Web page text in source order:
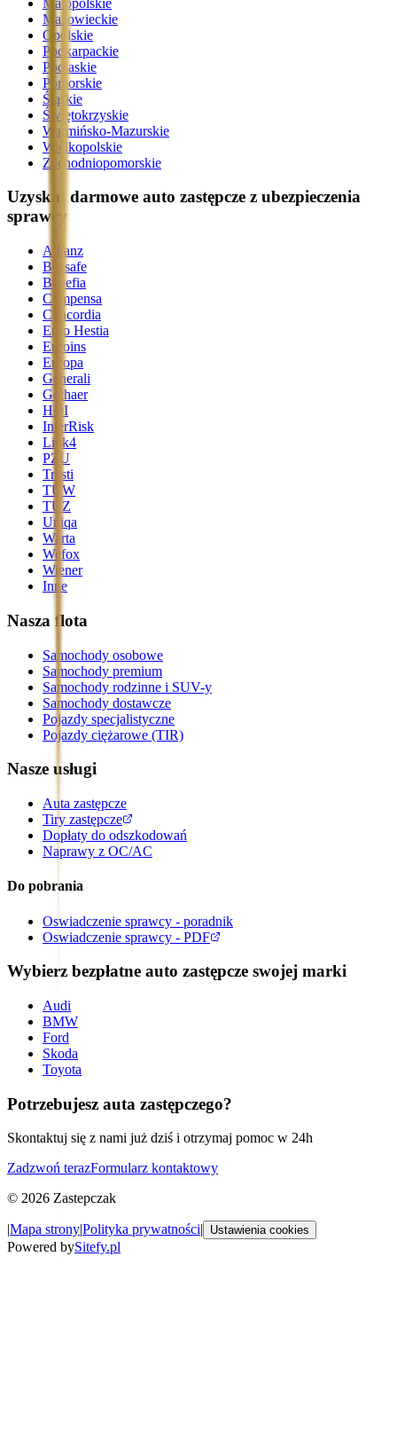
Mazowieckie
Opolskie
Podkarpackie
Podlaskie
Pomorskie
Śląskie
Świętokrzyskie
Warmińsko-Mazurskie
Wielkopolskie
Zachodniopomorskie
Uzyskaj darmowe auto zastępcze z ubezpieczenia
sprawcy
Allianz
Beesafe
Benefia
Compensa
Concordia
Ergo Hestia
Euroins
Europa
Generali
Gothaer
HDI
InterRisk
Link4
PZU
Trasti
TUW
TUZ
Uniqa
Warta
Wefox
Wiener
Inne
Nasza flota
Samochody osobowe
Samochody premium
Samochody rodzinne i SUV-y
Samochody dostawcze
Pojazdy specjalistyczne
Pojazdy ciężarowe (TIR)
Nasze usługi
Auta zastępcze
Tiry zastępcze
Dopłaty do odszkodowań
Naprawy z OC/AC
Do pobrania
Oswiadczenie sprawcy - poradnik
Oswiadczenie sprawcy - PDF
Wybierz bezpłatne auto zastępcze swojej marki
Audi
BMW
Ford
Skoda
Toyota
Potrzebujesz auta zastępczego?
Skontaktuj się z nami już dziś i otrzymaj pomoc w 24h
Zadzwoń terazFormularz kontaktowy
© 2026 Zastepczak
Mapa stronyPolityka prywatności Ustawienia cookies
Powered bySitefy.pl